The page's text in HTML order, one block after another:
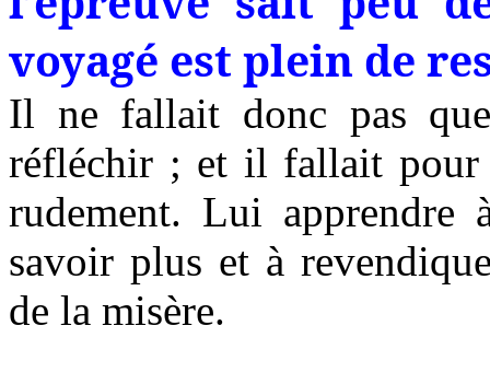
voyagé est plein de
Il ne fallait donc pas
réfléchir ; et il fallait pour
rudement. Lui
savoir plus et à
de la misère.